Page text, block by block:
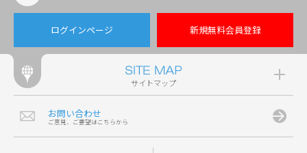
ログインページ 新規無料会員登録
サイトマップ
お問い合わせ
ご意見、ご要望はこちらから